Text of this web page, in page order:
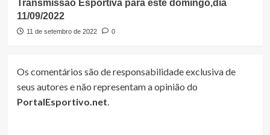
Transmissão Esportiva para este domingo,dia
11/09/2022
11 de setembro de 2022 0
Os comentários são de responsabilidade exclusiva de
seus autores e não representam a opinião do
PortalEsportivo.net.